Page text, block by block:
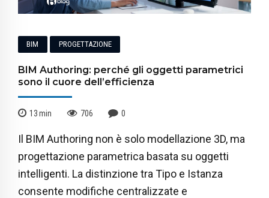
BIM PROGETTAZIONE
BIM Authoring: perché gli oggetti parametrici
sono il cuore dell’efficienza
13min 706 0
Il BIM Authoring non è solo modellazione 3D, ma
progettazione parametrica basata su oggetti
intelligenti. La distinzione tra Tipo e Istanza
consente modifiche centralizzate e